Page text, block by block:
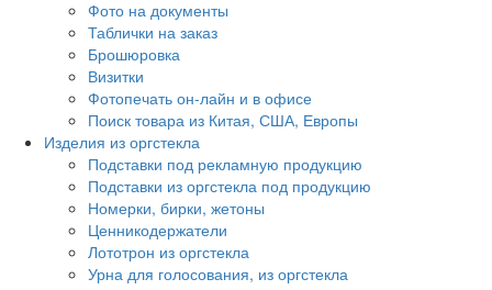
Фото на документы
Таблички на заказ
Брошюровка
Визитки
Фотопечать он-лайн и в офисе
Поиск товара из Китая, США, Европы
Изделия из оргстекла
Подставки под рекламную продукцию
Подставки из оргстекла под продукцию
Номерки, бирки, жетоны
Ценникодержатели
Лототрон из оргстекла
Урна для голосования, из оргстекла